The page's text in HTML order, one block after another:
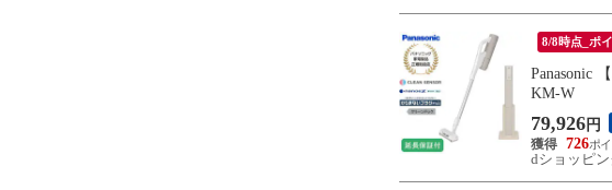
8/8時点_ポ
Panasonic
KM-W
79,926 円
726
dショッピ